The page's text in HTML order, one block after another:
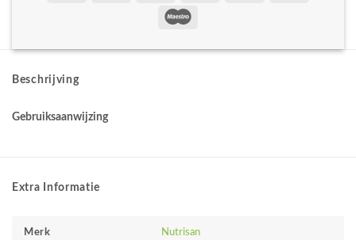
Beschrijving
Gebruiksaanwijzing
Extra Informatie
Merk Nutrisan